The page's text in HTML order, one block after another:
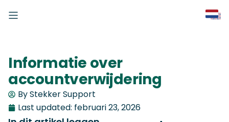
Informatie over
accountverwijdering
By Stekker Support
Last updated: februari 23, 2026